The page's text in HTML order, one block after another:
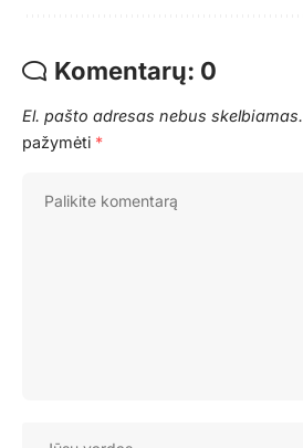
Komentarų: 0
El. pašto adresas nebus skelbiamas.
pažymėti *